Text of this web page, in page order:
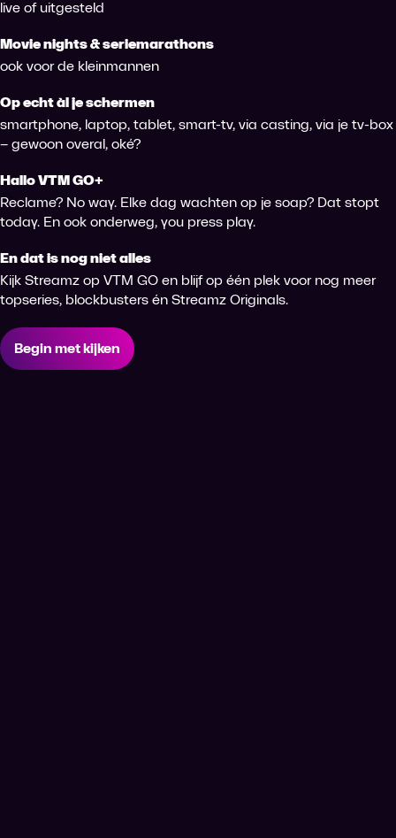
live of uitgesteld
Movie nights & seriemarathons
ook voor de kleinmannen
Op echt àl je schermen
smartphone, laptop, tablet, smart-tv, via casting, via je tv-box
– gewoon overal, oké?
Hallo VTM GO+
Reclame? No way. Elke dag wachten op je soap? Dat stopt
today. En ook onderweg, you press play.
En dat is nog niet alles
Kijk Streamz op VTM GO en blijf op één plek voor nog meer
topseries, blockbusters én Streamz Originals.
Begin met kijken